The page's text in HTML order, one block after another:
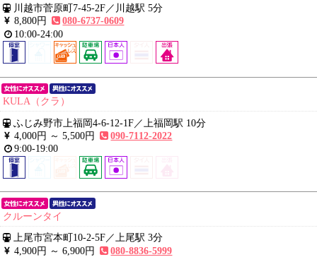
川越市菅原町7-45-2F／ 川越駅 5分
8,800円
080-6737-0609
10:00-24:00
KULA（クラ）
ふじみ野市上福岡4-6-12-1F／ 上福岡駅 10分
4,000円 ～5,500円
090-7112-2022
9:00-19:00
クルーンタイ
上尾市宮本町10-2-5F／ 上尾駅 3分
4,900円 ～6,900円
080-8836-5999